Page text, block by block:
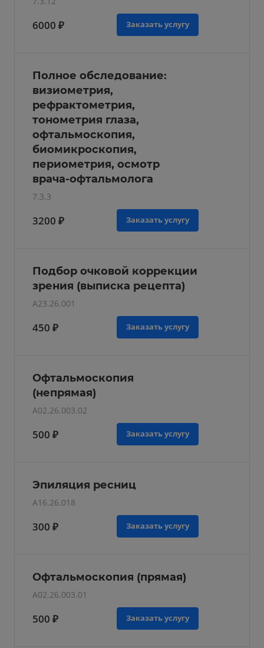
6000 ₽ Заказать услугу
Полное обследование:
визиометрия,
рефрактометрия,
тонометрия глаза,
офтальмоскопия,
биомикроскопия,
периометрия, осмотр
врача-офтальмолога
7.3.3
3200 ₽ Заказать услугу
Подбор очковой коррекции
зрения (выписка рецепта)
A23.26.001
450 ₽ Заказать услугу
Офтальмоскопия
(непрямая)
A02.26.003.02
500 ₽ Заказать услугу
Эпиляция ресниц
A16.26.018
300 ₽ Заказать услугу
Офтальмоскопия (прямая)
A02.26.003.01
500 ₽ Заказать услугу